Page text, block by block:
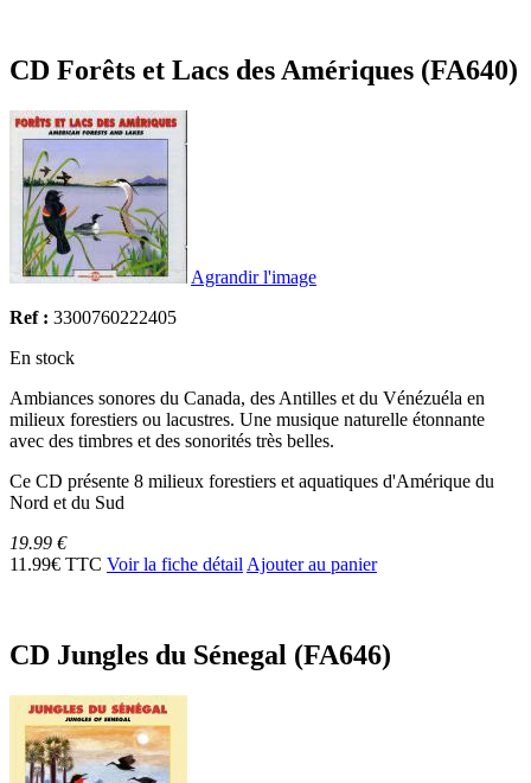
CD Forêts et Lacs des Amériques (FA640)
Agrandir l'image
Ref : 3300760222405
En stock
Ambiances sonores du Canada, des Antilles et du Vénézuéla en
milieux forestiers ou lacustres. Une musique naturelle étonnante
avec des timbres et des sonorités très belles.
Ce CD présente 8 milieux forestiers et aquatiques d'Amérique du
Nord et du Sud
19.99 €
11.99€ TTC Voir la fiche détail Ajouter au panier
CD Jungles du Sénegal (FA646)